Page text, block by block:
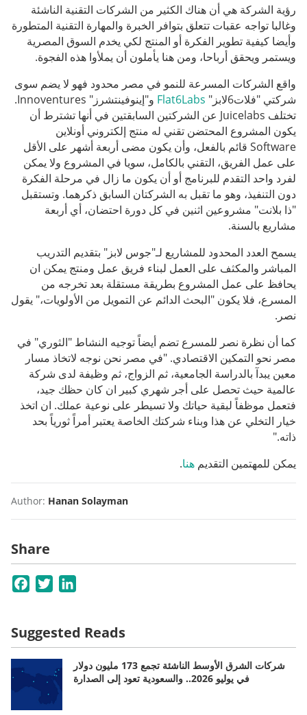
رؤية الشركة هي أن هناك الكثير من الشركات التقنية الناشئة
وغالبا تواجه عقبات تتعلق بتوافر الخبرة والمهارة التقنية المتطورة
وأيضا كيفية تطوير الفكرة أو المنتج لكي يخدم السوق المصرية
ويستمر ويحقق أرباحا، ومن هنا يأملون أن يملأوا هذه الفجوة.
واقع الشركات المسرعة للنمو في مصر محدود فهو لا يضم سوى
شركتي "فلات6لابز"
Flat6Labs
و"إينوفينتشرز" Innoventures.
تختلف Juicelabs عن الشركتين السابقتين في أنها تشترط أن
يكون المشروع المحتضن تقني له منتج إلكتروني أونلاين
Software قائم بالفعل، وأن يكون مضى أربعة أشهر على الأقل
على عمل الفريق، التقني بالكامل، سويا في المشروع ولا يمكن
لفرد واحد التقدم للبرنامج أو أن يكون ما زال في مرحلة الفكرة
دون التنفيذ، وهو ما تقبل به الشركتان السابق ذكرهما. وتستقبل
"ذا بلانت" مشروعين اثنين في كل دورة احتضان، أي أربعة
مشاريع بالسنة.
يسمح العدد المحدود للمشاريع لـ"جوس لابز" بتقديم التدريب
المباشر والمكثف على العمل لبناء فريق عمل ومنتج يمكن ان
يحافظ على عمل المشروع بطريقة مستقلة بعد تخرجه من
المسرع، فلا يكون "البحث الدائم عن التمويل من الأولويات،" يقول
نصر.
كما أن نظرة نصر للمسرع تضم أيضاً توجيه النشاط "الثوري" في
مصر نحو التمكين الاقتصادي. "في مصر نحن نوجه لاتخاذ مسار
معين يبدآ بالدراسة الجامعية، ثم الزواج، ثم وظيفة لدى شركة
عالمية حيث تحصل على أجر شهري كبير ان كان حظك جيد،
فتعمل موظفاً لبقية حياتك ولا تسيطر على نوعية عملك. ان اتخذ
خيار التخلي عن هذا وبناء شركتك الخاصة يعتبر أمراً ثورياً بحد
ذاته."
يمكن للمهتمين التقديم هنا.
Author: Hanan Solayman
Share
Facebook
Twitter
Suggested Reads
شركات الشرق الأوسط الناشئة تجمع 173 مليون دولار
في يوليو 2026.. والسعودية تعود إلى الصدارة